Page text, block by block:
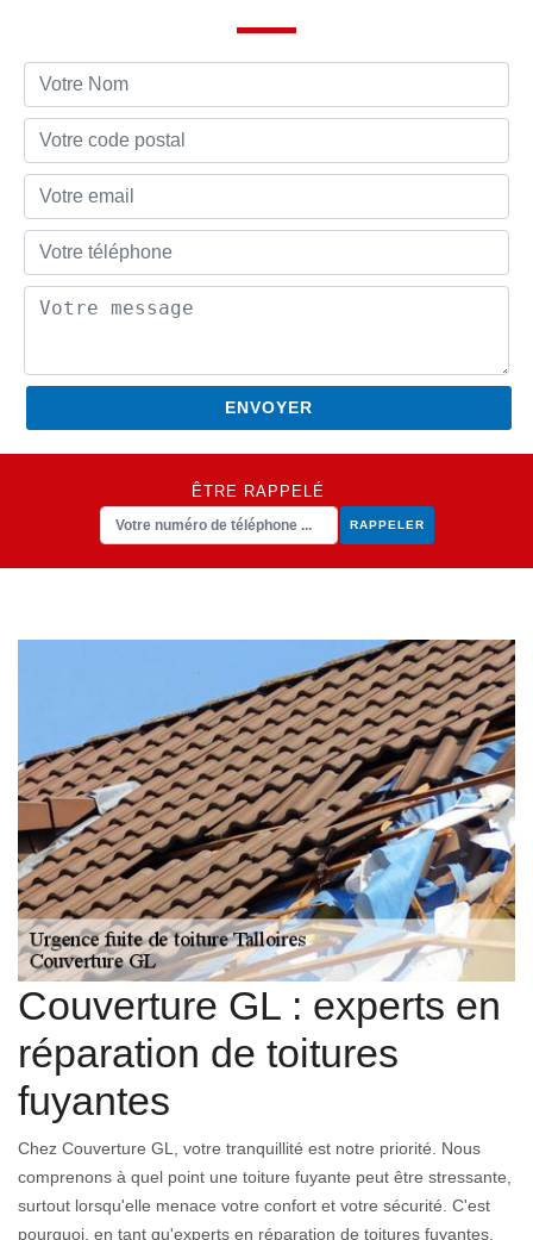
ÊTRE RAPPELÉ
Couverture GL : experts en
réparation de toitures
fuyantes
Chez Couverture GL, votre tranquillité est notre priorité. Nous
comprenons à quel point une toiture fuyante peut être stressante,
surtout lorsqu'elle menace votre confort et votre sécurité. C'est
pourquoi, en tant qu'experts en réparation de toitures fuyantes,